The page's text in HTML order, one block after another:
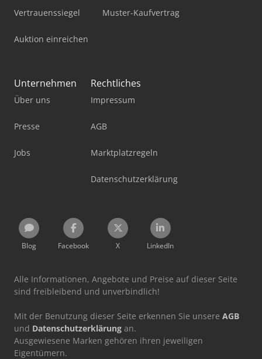
Vertrauenssiegel
Auktion einreichen
Muster-Kaufvertrag
Unternehmen
Über uns
Presse
Jobs
Rechtliches
Impressum
AGB
Marktplatzregeln
Datenschutzerklärung
Blog Facebook X LinkedIn
Alle Informationen, Angebote und Preise auf dieser Seite
sind freibleibend und unverbindlich!
Mit der Benutzung dieser Seite erkennen Sie unsere AGB
und Datenschutzerklärung an.
Ausgewiesene Marken gehören ihren jeweiligen
Eigentümern.